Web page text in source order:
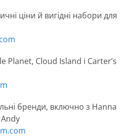
ціни й вигідні набори для
Planet, Cloud Island і Carter’s
бренди, включно з Hanna